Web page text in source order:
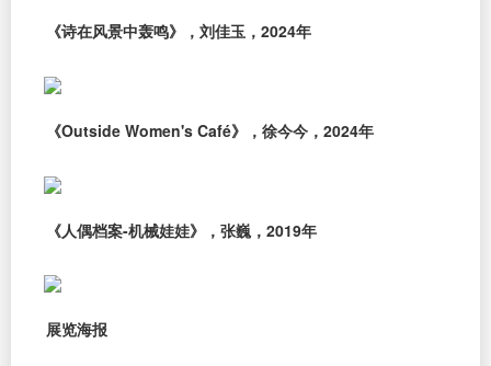
《诗在风景中轰鸣》，刘佳玉，2024年
《Outside Women's Café》，徐今今，2024年
《人偶档案-机械娃娃》，张巍，2019年
展览海报